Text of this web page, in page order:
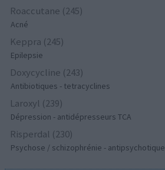
Roaccutane (245)
Acné
Keppra (245)
Epilepsie
Doxycycline (243)
Antibiotiques - tetracyclines
Laroxyl (239)
Dépression - antidépresseurs TCA
Risperdal (230)
Psychose / schizophrénie - antipsychotique